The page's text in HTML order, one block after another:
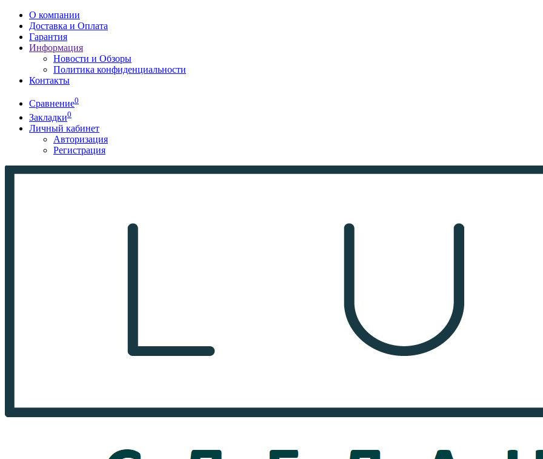
О компании
Доставка и Оплата
Гарантия
Информация
Новости и Обзоры
Политика конфиденциальности
Контакты
Сравнение0
Закладки0
Личный кабинет
Авторизация
Регистрация